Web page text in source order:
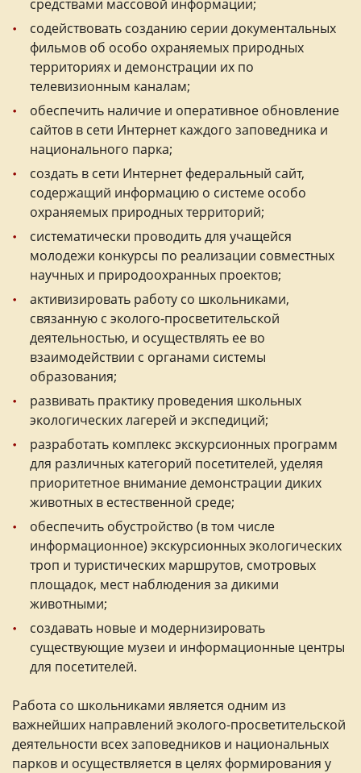
средствами массовой информации;
содействовать созданию серии документальных
фильмов об особо охраняемых природных
территориях и демонстрации их по
телевизионным каналам;
обеспечить наличие и оперативное обновление
сайтов в сети Интернет каждого заповедника и
национального парка;
создать в сети Интернет федеральный сайт,
содержащий информацию о системе особо
охраняемых природных территорий;
систематически проводить для учащейся
молодежи конкурсы по реализации совместных
научных и природоохранных проектов;
активизировать работу со школьниками,
связанную с эколого-просветительской
деятельностью, и осуществлять ее во
взаимодействии с органами системы
образования;
развивать практику проведения школьных
экологических лагерей и экспедиций;
разработать комплекс экскурсионных программ
для различных категорий посетителей, уделяя
приоритетное внимание демонстрации диких
животных в естественной среде;
обеспечить обустройство (в том числе
информационное) экскурсионных экологических
троп и туристических маршрутов, смотровых
площадок, мест наблюдения за дикими
животными;
создавать новые и модернизировать
существующие музеи и информационные центры
для посетителей.
Работа со школьниками является одним из
важнейших направлений эколого-просветительской
деятельности всех заповедников и национальных
парков и осуществляется в целях формирования у